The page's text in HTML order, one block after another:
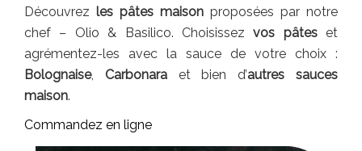
Découvrez les pâtes maison proposées par notre
chef – Olio & Basilico. Choisissezvos pâteset
agrémentez-les avec la sauce de votre choix :
Bolognaise, Carbonaraet bien d’autres sauces
maison.
Commandez en ligne